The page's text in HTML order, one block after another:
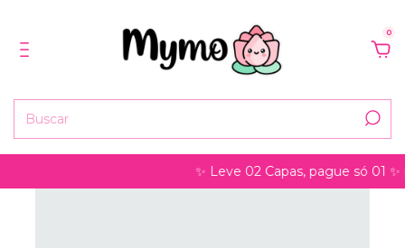
0
✨ Leve 02 Capas, pague só 01 ✨